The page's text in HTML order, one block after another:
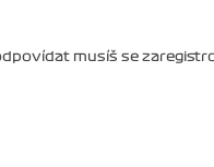
musíš se